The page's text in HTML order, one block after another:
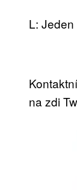
L:
na zdi